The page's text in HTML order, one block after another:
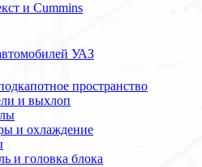
и Cummins
УАЗ
пространство
и выхлоп
и охлаждение
и головка блока